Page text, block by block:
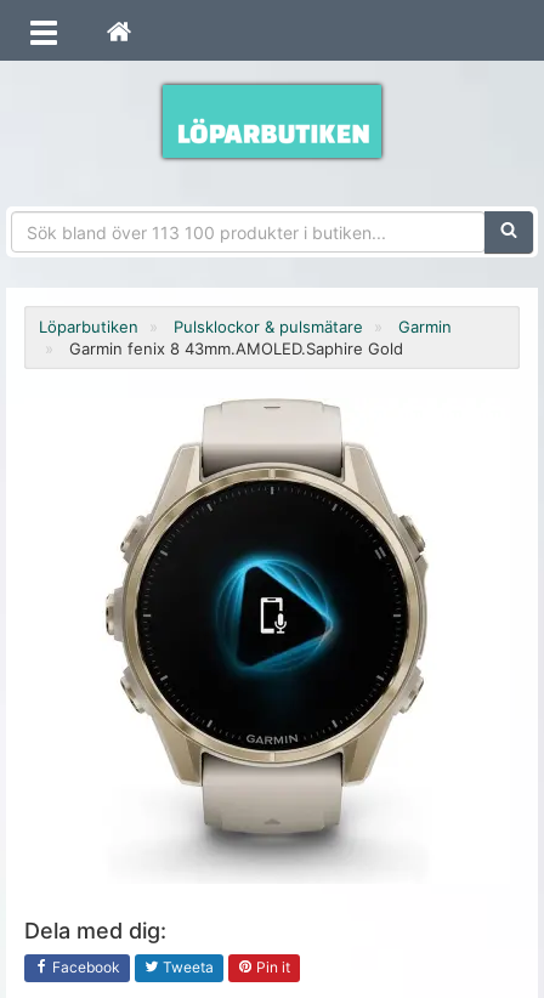
Löparbutiken Pulsklockor & pulsmätare
Garmin
Garmin fenix 8 43mm.AMOLED.Saphire Gold
Dela med dig:
Facebook Tweeta Pin it